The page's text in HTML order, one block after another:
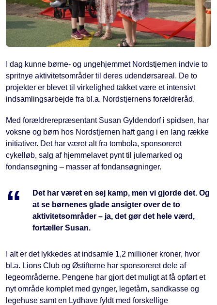
I dag kunne børne- og ungehjemmet Nordstjernen indvie to
spritnye aktivitetsområder til deres udendørsareal. De to
projekter er blevet til virkelighed takket være et intensivt
indsamlingsarbejde fra bl.a. Nordstjernens forældreråd.
Med forældrerepræsentant Susan Gyldendorf i spidsen, har
voksne og børn hos Nordstjernen haft gang i en lang række
initiativer. Det har været alt fra tombola, sponsoreret
cykelløb, salg af hjemmelavet pynt til julemarked og
fondansøgning – masser af fondansøgninger.
Det har været en sej kamp, men vi gjorde det. Og
at se børnenes glade ansigter over de to
aktivitetsområder – ja, det gør det hele værd,
fortæller Susan.
I alt er det lykkedes at indsamle 1,2 millioner kroner, hvor
bl.a. Lions Club og Østifterne har sponsoreret dele af
legeområderne. Pengene har gjort det muligt at få opført et
nyt område komplet med gynger, legetårn, sandkasse og
legehuse samt en Lydhave fyldt med forskellige